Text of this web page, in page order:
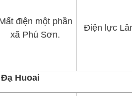
điện một phần
xã Phú Sơn.
Điện lực
Huoai